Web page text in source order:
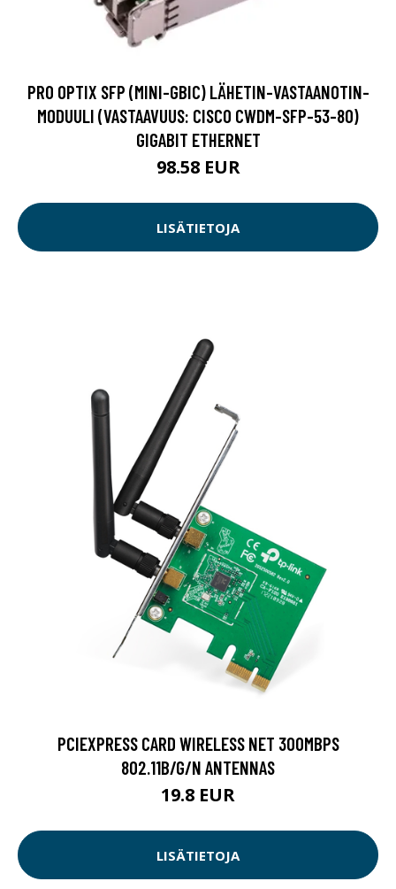
PRO OPTIX SFP (MINI-GBIC) LÄHETIN-VASTAANOTIN-
MODUULI (VASTAAVUUS: CISCO CWDM-SFP-53-80)
GIGABIT ETHERNET
98.58 EUR
LISÄTIETOJA
PCIEXPRESS CARD WIRELESS NET 300MBPS
802.11B/G/N ANTENNAS
19.8 EUR
LISÄTIETOJA